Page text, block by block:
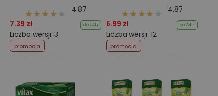
4.87
7.39 zł
do 24h
Liczba wersji: 3
promocja
4.87
6.99 zł
do 24h
Liczba wersji: 12
promocja